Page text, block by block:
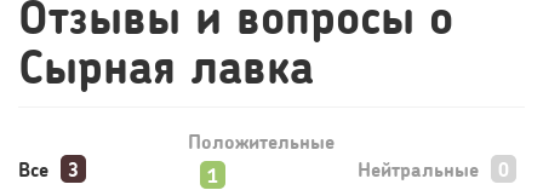
Отзывы и вопросы о
Сырная лавка
Все
Положительные
Нейтральные